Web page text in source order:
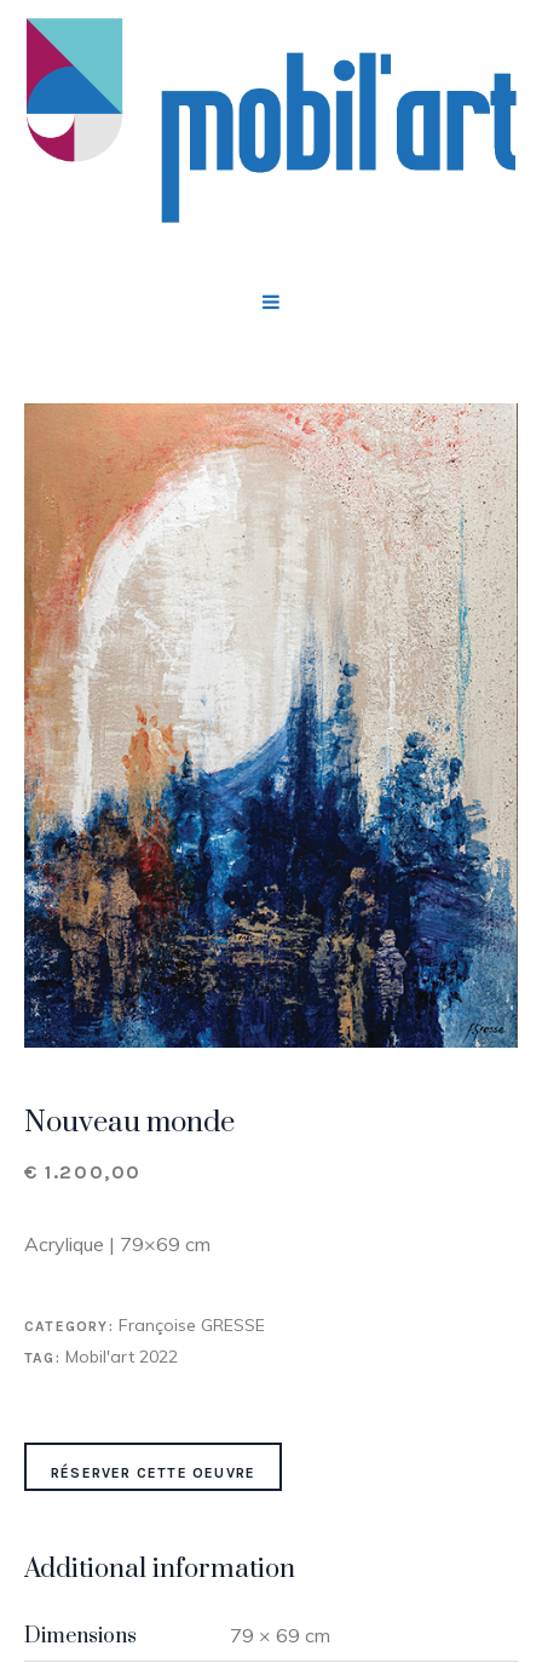
Nouveau monde
€ 1.200,00
Acrylique | 79×69 cm
CATEGORY: Françoise GRESSE
TAG: Mobil'art 2022
RÉSERVER CETTE OEUVRE
Additional information
Dimensions 79 × 69 cm